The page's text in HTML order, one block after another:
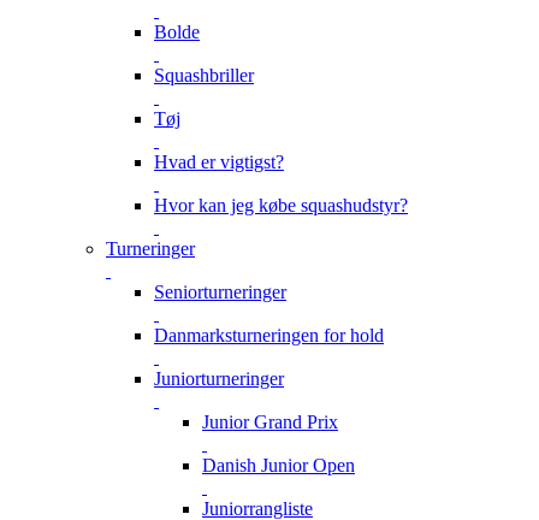
Bolde
Squashbriller
Tøj
Hvad er vigtigst?
Hvor kan jeg købe squashudstyr?
Turneringer
Seniorturneringer
Danmarksturneringen for hold
Juniorturneringer
Junior Grand Prix
Danish Junior Open
Juniorrangliste